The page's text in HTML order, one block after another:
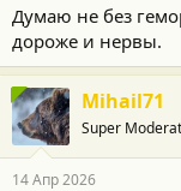
Думаю не без
дороже и нервы.
Mihail71
Super
14 Апр 2026